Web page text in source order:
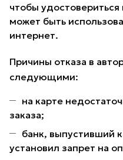
чтобы
может быть
интернет.
Причины отказа в
следующими:
на карте
заказа;
банк, выпустивший
установил запрет на